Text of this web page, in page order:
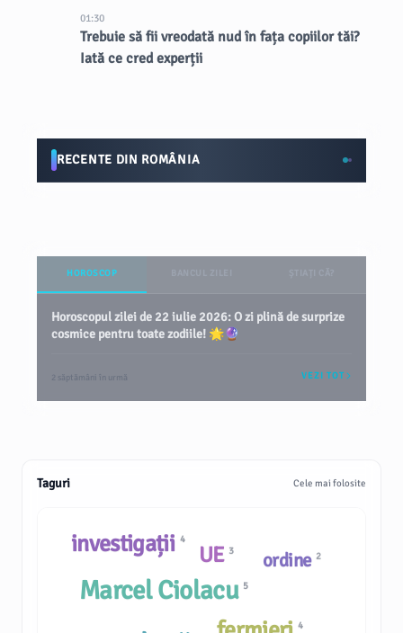
01:30
Trebuie să fii vreodată nud în fața copiilor tăi?
Iată ce cred experții
RECENTE DIN ROMÂNIA
HOROSCOP
Horoscopul zilei de 22 iulie 2026: O zi plină de surprize
cosmice pentru toate zodiile! 🌟🔮
2 săptămâni în urmă VEZI TOT
Taguri Cele mai folosite
Marcel Ciolacu 5
4
ordine 2
UE 3
investigații 4